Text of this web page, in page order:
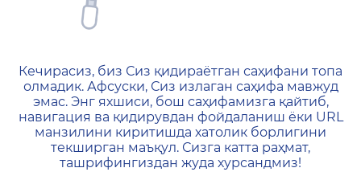
404 — Страница не
Кечирасиз, биз Сиз қидираётган саҳифани топа
олмадик. Афсуски, Сиз излаган саҳифа мавжуд
эмас. Энг яхшиси, бош саҳифамизга қайтиб,
навигация ва қидирувдан фойдаланиш ёки URL
манзилини киритишда хатолик борлигини
текширган маъқул. Сизга катта раҳмат,
ташрифингиздан жуда хурсандмиз!